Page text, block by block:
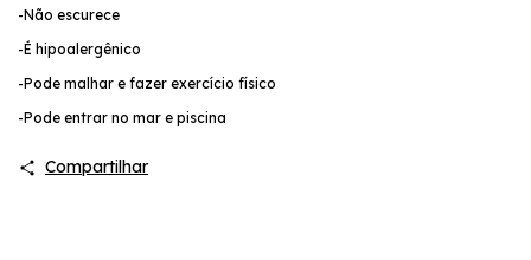
-Não escurece
-É hipoalergênico
-Pode malhar e fazer exercício físico
-Pode entrar no mar e piscina
Compartilhar